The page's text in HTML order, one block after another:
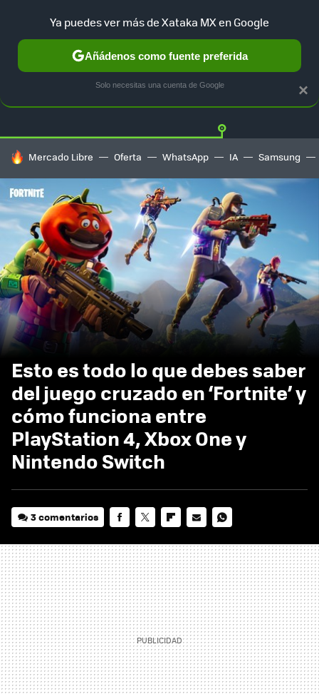
Twitter
HOY SE HABLA DE
Mercado Libre Oferta WhatsApp IA Samsung
Esto es todo lo que debes saber
del juego cruzado en ‘Fortnite’ y
cómo funciona entre
PlayStation 4, Xbox One y
Nintendo Switch
3 comentarios
MAIL
×
Ya puedes ver más de Xataka MX en Google
Añádenos como fuente preferida
Solo necesitas una cuenta de Google